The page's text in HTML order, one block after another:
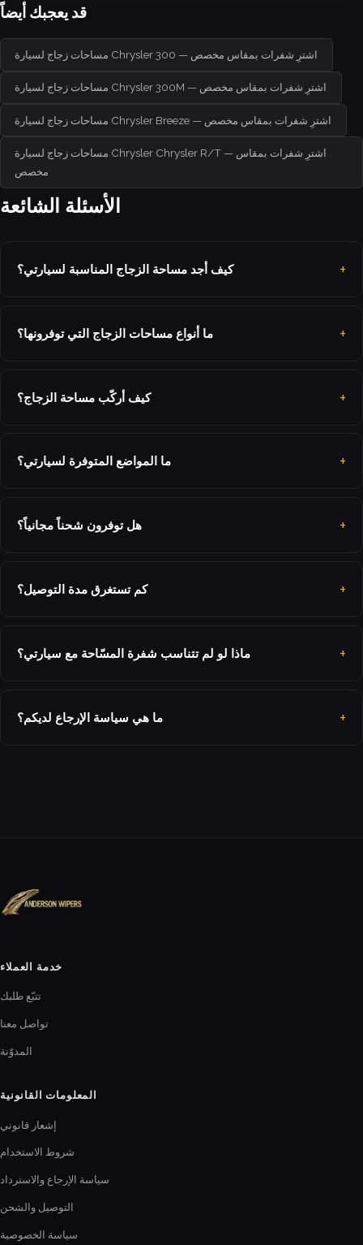
قد يعجبك أيضاً
مساحات زجاج لسيارة Chrysler 300 — اشترِ شفرات بمقاس مخصص
مساحات زجاج لسيارة Chrysler 300M — اشترِ شفرات بمقاس مخصص
مساحات زجاج لسيارة Chrysler Breeze — اشترِ شفرات بمقاس مخصص
مساحات زجاج لسيارة Chrysler Chrysler R/T — اشترِ شفرات بمقاس
مخصص
الأسئلة الشائعة
كيف أجد مساحة الزجاج المناسبة لسيارتي؟
ما أنواع مساحات الزجاج التي توفرونها؟
كيف أركّب مساحة الزجاج؟
ما المواضع المتوفرة لسيارتي؟
هل توفرون شحناً مجانياً؟
كم تستغرق مدة التوصيل؟
ماذا لو لم تتناسب شفرة المسّاحة مع سيارتي؟
ما هي سياسة الإرجاع لديكم؟
خدمة العملاء
تتبّع طلبك
تواصل معنا
المدوّنة
المعلومات القانونية
إشعار قانوني
شروط الاستخدام
سياسة الإرجاع والاسترداد
التوصيل والشحن
سياسة الخصوصية